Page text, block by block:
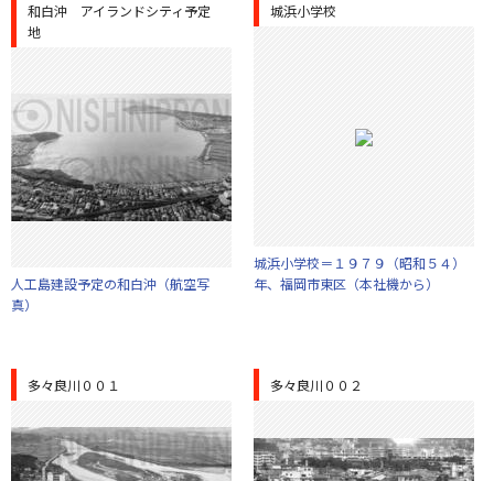
和白沖 アイランドシティ予定
地
人工島建設予定の和白沖（航空写
真）
城浜小学校
城浜小学校＝１９７９（昭和５４）
年、福岡市東区（本社機から）
多々良川００１ 多々良川００２